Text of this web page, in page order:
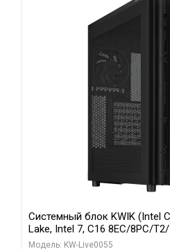
Системный блок KWIK (Intel
Lake, Intel 7, C16 8EC/8PC/
MSI RTX5080 SHADOW 3X OC
Модель: KW-Live0055